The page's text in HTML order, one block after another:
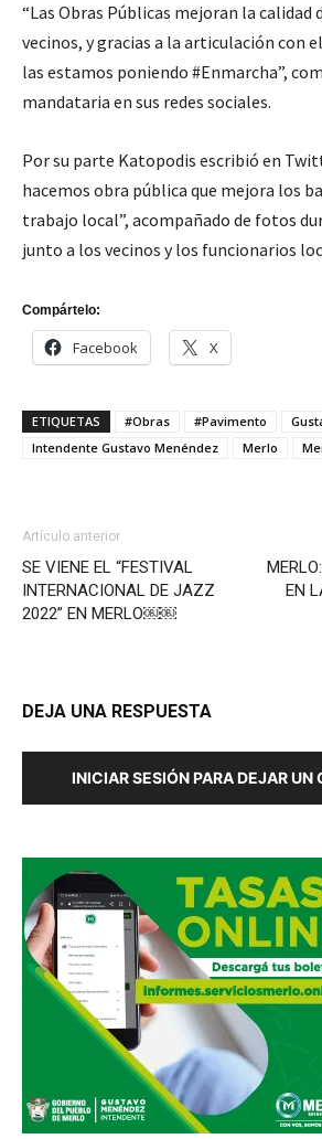
“Las Obras Públicas mejoran la calidad
vecinos, y gracias a la articulación con
las estamos poniendo #Enmarcha”,
mandataria en sus redes sociales.
Por su parte Katopodis escribió en
hacemos obra pública que mejora los
trabajo local”, acompañado de fotos
junto a los vecinos y los funcionarios
Compártelo:
Facebook X
ETIQUETAS #Obras #Pavimento
Intendente Gustavo Menéndez
Merlo
Artículo anterior
SE VIENE EL “FESTIVAL
INTERNACIONAL DE JAZZ
2022” EN MERLO￼￼
EN
DEJA UNA RESPUESTA
INICIAR SESIÓN PARA DEJAR UN